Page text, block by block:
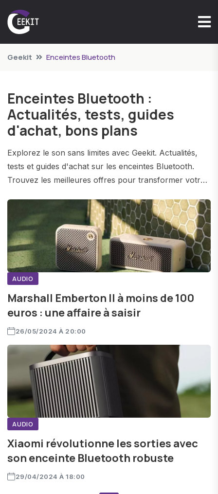
Geekit Enceintes Bluetooth
Enceintes Bluetooth :
Actualités, tests, guides
d'achat, bons plans
Explorez le son sans limites avec Geekit. Actualités,
tests et guides d'achat sur les enceintes Bluetooth.
Trouvez les meilleures offres pour transformer votre
AUDIO
Marshall Emberton II à moins de 100
euros : une affaire à saisir
26/05/2024 À 20:00
AUDIO
Xiaomi révolutionne les sorties avec
son enceinte Bluetooth robuste
29/04/2024 À 18:00